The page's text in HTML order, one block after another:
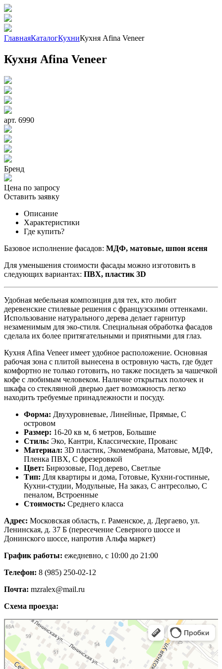
ГлавнаяКаталогКухниКухня Afina Veneer
Кухня Afina Veneer
арт. 6990
Бренд
Цена по запросу
Оставить заявку
Описание
Характеристики
Где купить?
Базовое исполнение фасадов: МДФ, матовые, шпон ясеня
Для уменьшения стоимости фасады можно изготовить в
следующих вариантах: ПВХ, пластик 3D
Удобная мебельная композиция для тех, кто любит
деревенские стилевые решения с французскими оттенками.
Использование натурального дерева делает гарнитур
незаменимым для эко-стиля. Специальная обработка фасадов
сделала их более притягательными и приятными для глаз.
Кухня Afina Veneer имеет удобное расположение. Основная
рабочая зона с плитой вынесена в островную часть, где будет
комфортно не только готовить, но также посидеть за чашечкой
кофе с любимым человеком. Наличие открытых полочек и
шкафа со стеклянной дверью дает возможность легко
находить требуемые принадлежности и посуду.
Форма: Двухуровневые, Линейные, Прямые, С
островом
Размер: 16-20 кв м, 6 метров, Большие
Стиль: Эко, Кантри, Классические, Прованс
Материал: 3D пластик, Экомембрана, Матовые, МДФ,
Пленка ПВХ, С фрезеровкой
Цвет: Бирюзовые, Под дерево, Светлые
Тип: Для квартиры и дома, Готовые, Кухни-гостиные,
Кухни-студии, Модульные, На заказ, С антресолью, С
пеналом, Встроенные
Стоимость: Среднего класса
Адрес: Московская область, г. Раменское, д. Дергаево, ул.
Ленинская, д. 37 Б (пересечение Северного шоссе и
Донинского шоссе, напротив Альфа маркет)
График работы: ежедневно, с 10:00 до 21:00
Телефон: 8 (985) 250-02-12
Почта: mzralex@mail.ru
Схема проезда:
Яндекс Карты
Яндекс Карты — транспорт, навигация, поиск мест